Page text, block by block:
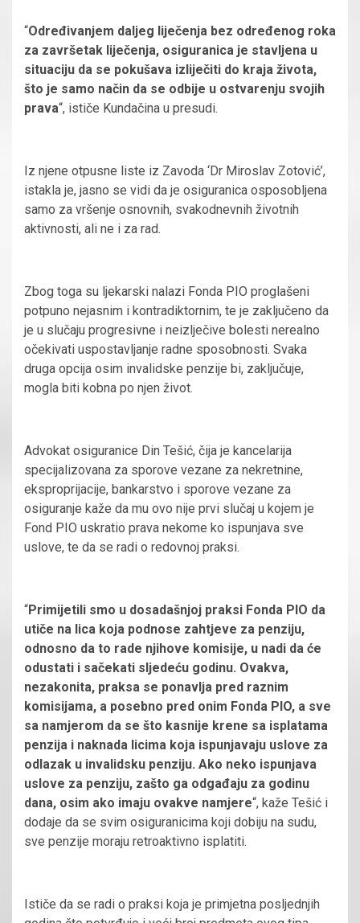
“Određivanjem daljeg liječenja bez određenog roka
za završetak liječenja, osiguranica je stavljena u
situaciju da se pokušava izliječiti do kraja života,
što je samo način da se odbije u ostvarenju svojih
prava“, ističe Kundačina u presudi.
Iz njene otpusne liste iz Zavoda ‘Dr Miroslav Zotović’,
istakla je, jasno se vidi da je osiguranica osposobljena
samo za vršenje osnovnih, svakodnevnih životnih
aktivnosti, ali ne i za rad.
Zbog toga su ljekarski nalazi Fonda PIO proglašeni
potpuno nejasnim i kontradiktornim, te je zaključeno da
je u slučaju progresivne i neizlječive bolesti nerealno
očekivati uspostavljanje radne sposobnosti. Svaka
druga opcija osim invalidske penzije bi, zaključuje,
mogla biti kobna po njen život.
Advokat osiguranice Din Tešić, čija je kancelarija
specijalizovana za sporove vezane za nekretnine,
eksproprijacije, bankarstvo i sporove vezane za
osiguranje kaže da mu ovo nije prvi slučaj u kojem je
Fond PIO uskratio prava nekome ko ispunjava sve
uslove, te da se radi o redovnoj praksi.
“Primijetili smo u dosadašnjoj praksi Fonda PIO da
utiče na lica koja podnose zahtjeve za penziju,
odnosno da to rade njihove komisije, u nadi da će
odustati i sačekati sljedeću godinu. Ovakva,
nezakonita, praksa se ponavlja pred raznim
komisijama, a posebno pred onim Fonda PIO, a sve
sa namjerom da se što kasnije krene sa isplatama
penzija i naknada licima koja ispunjavaju uslove za
odlazak u invalidsku penziju. Ako neko ispunjava
uslove za penziju, zašto ga odgađaju za godinu
dana, osim ako imaju ovakve namjere“, kaže Tešić i
dodaje da se svim osiguranicima koji dobiju na sudu,
sve penzije moraju retroaktivno isplatiti.
Ističe da se radi o praksi koja je primjetna posljednjih